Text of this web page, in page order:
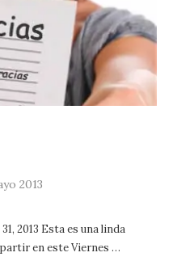
2013
2013 Esta es una linda
en este Viernes …